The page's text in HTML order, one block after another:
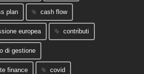
plan cash flow
europea contributi
di gestione
finance covid